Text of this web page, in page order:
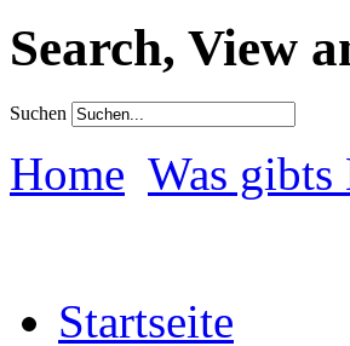
Search, View
Suchen
Home Was gibts
Startseite